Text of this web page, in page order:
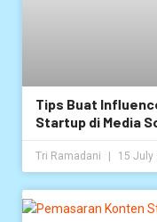
Tips Buat
Startup di Media
Tri Ramadani 15 July